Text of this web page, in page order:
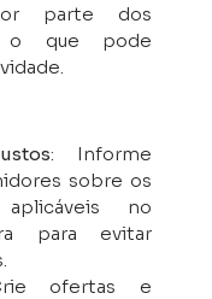
parte dos
o que pode
: Informe
sobre os
no
para evitar
ofertas e